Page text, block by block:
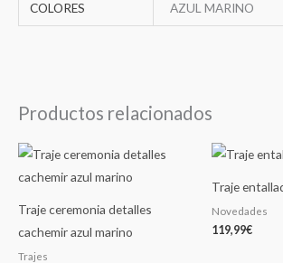
COLORES AZUL MARINO
Productos relacionados
Traje ceremonia detalles
cachemir azul marino
Trajes
Traje
Novedades
119,99€